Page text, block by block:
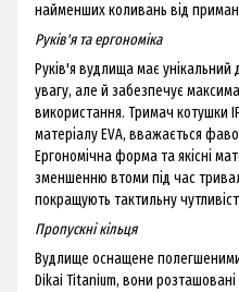
найменших коливань від
Руків'я та ергономіка
Руків'я вудлища має унікальний
увагу, але й забезпечує
використання. Тримач котушки
матеріалу EVA, вважається
Ергономічна форма та якісні
зменшенню втоми під час
покращують тактильну
Пропускні кільця
Вудлище оснащене
Dikai Titanium, вони